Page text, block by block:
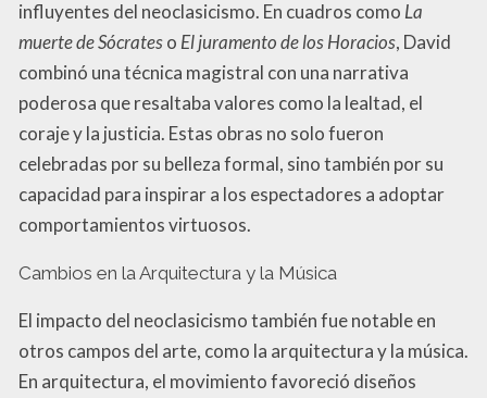
influyentes del neoclasicismo. En cuadros como La
muerte de Sócrateso El juramento de los Horacios, David
combinó una técnica magistral con una narrativa
poderosa que resaltaba valores como la lealtad, el
coraje y la justicia. Estas obras no solo fueron
celebradas por su belleza formal, sino también por su
capacidad para inspirar a los espectadores a adoptar
comportamientos virtuosos.
Cambios en la Arquitectura y la Música
El impacto del neoclasicismo también fue notable en
otros campos del arte, como la arquitectura y la música.
En arquitectura, el movimiento favoreció diseños